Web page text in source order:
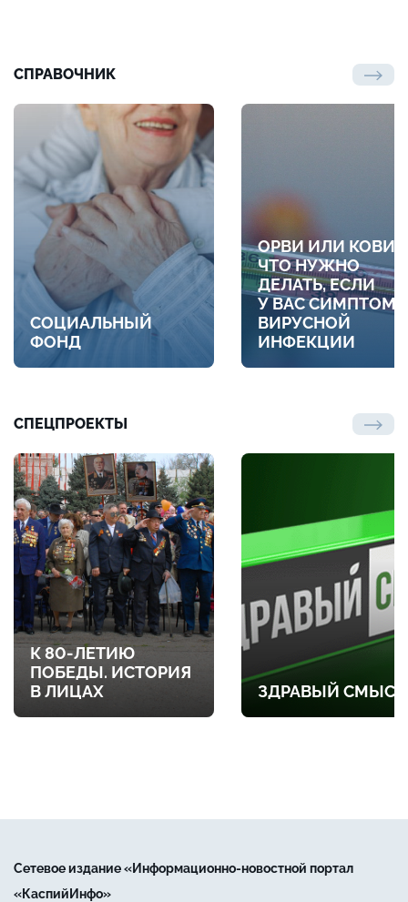
СПРАВОЧНИК
СОЦИАЛЬНЫЙ
ФОНД
ОРВИ ИЛИ
ЧТО НУЖНО
ДЕЛАТЬ, ЕСЛИ
У ВАС
ВИРУСНОЙ
ИНФЕКЦИИ
СПЕЦПРОЕКТЫ
К 80-ЛЕТИЮ
ПОБЕДЫ. ИСТОРИЯ
В ЛИЦАХ
ЗДРАВЫЙ СМЫСЛ
Сетевое издание «Информационно-новостной портал
«КаспийИнфо»